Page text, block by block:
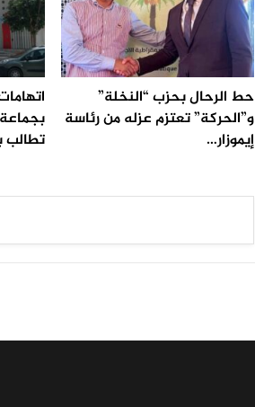
حط الرحال بحزب “النخلة”
و”الحركة” تعتزم عزله من رئاسة
إيموزار…
تطالب